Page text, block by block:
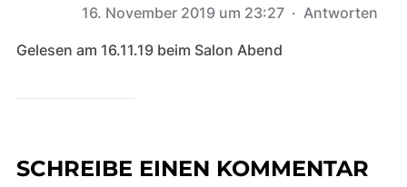
16. November 2019 um 23:27 · Antworten
Gelesen am 16.11.19 beim Salon Abend
SCHREIBE EINEN KOMMENTAR